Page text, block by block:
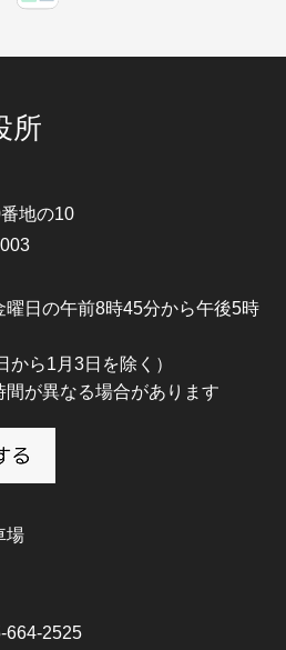
所
地の10
曜日の午前8時45分から午後5時
から1月3日を除く）
が異なる場合があります
場
664-2525